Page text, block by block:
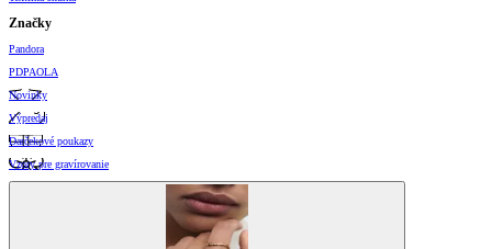
Značky
Pandora
PDPAOLA
Novinky
Výpredaj
Darčekové poukazy
Vzory pre gravírovanie